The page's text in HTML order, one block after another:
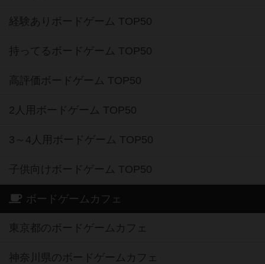
経験ありボードゲーム TOP50
持ってるボードゲーム TOP50
高評価ボードゲーム TOP50
2人用ボードゲーム TOP50
3～4人用ボードゲーム TOP50
子供向けボードゲーム TOP50
ボードゲームカフェ
東京都のボードゲームカフェ
神奈川県のボードゲームカフェ